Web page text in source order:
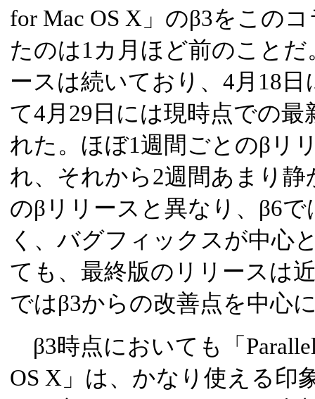
for Mac OS X」のβ3をこの
たのは1カ月ほど前のこと
ースは続いており、4月18日
て4月29日には現時点での
れた。ほぼ1週間ごとのβリ
れ、それから2週間あまり
のβリリースと異なり、β6
く、バグフィックスが中心
ても、最終版のリリースは
ではβ3からの改善点を中心
β3時点においても「
OS X」は、かなり使える印